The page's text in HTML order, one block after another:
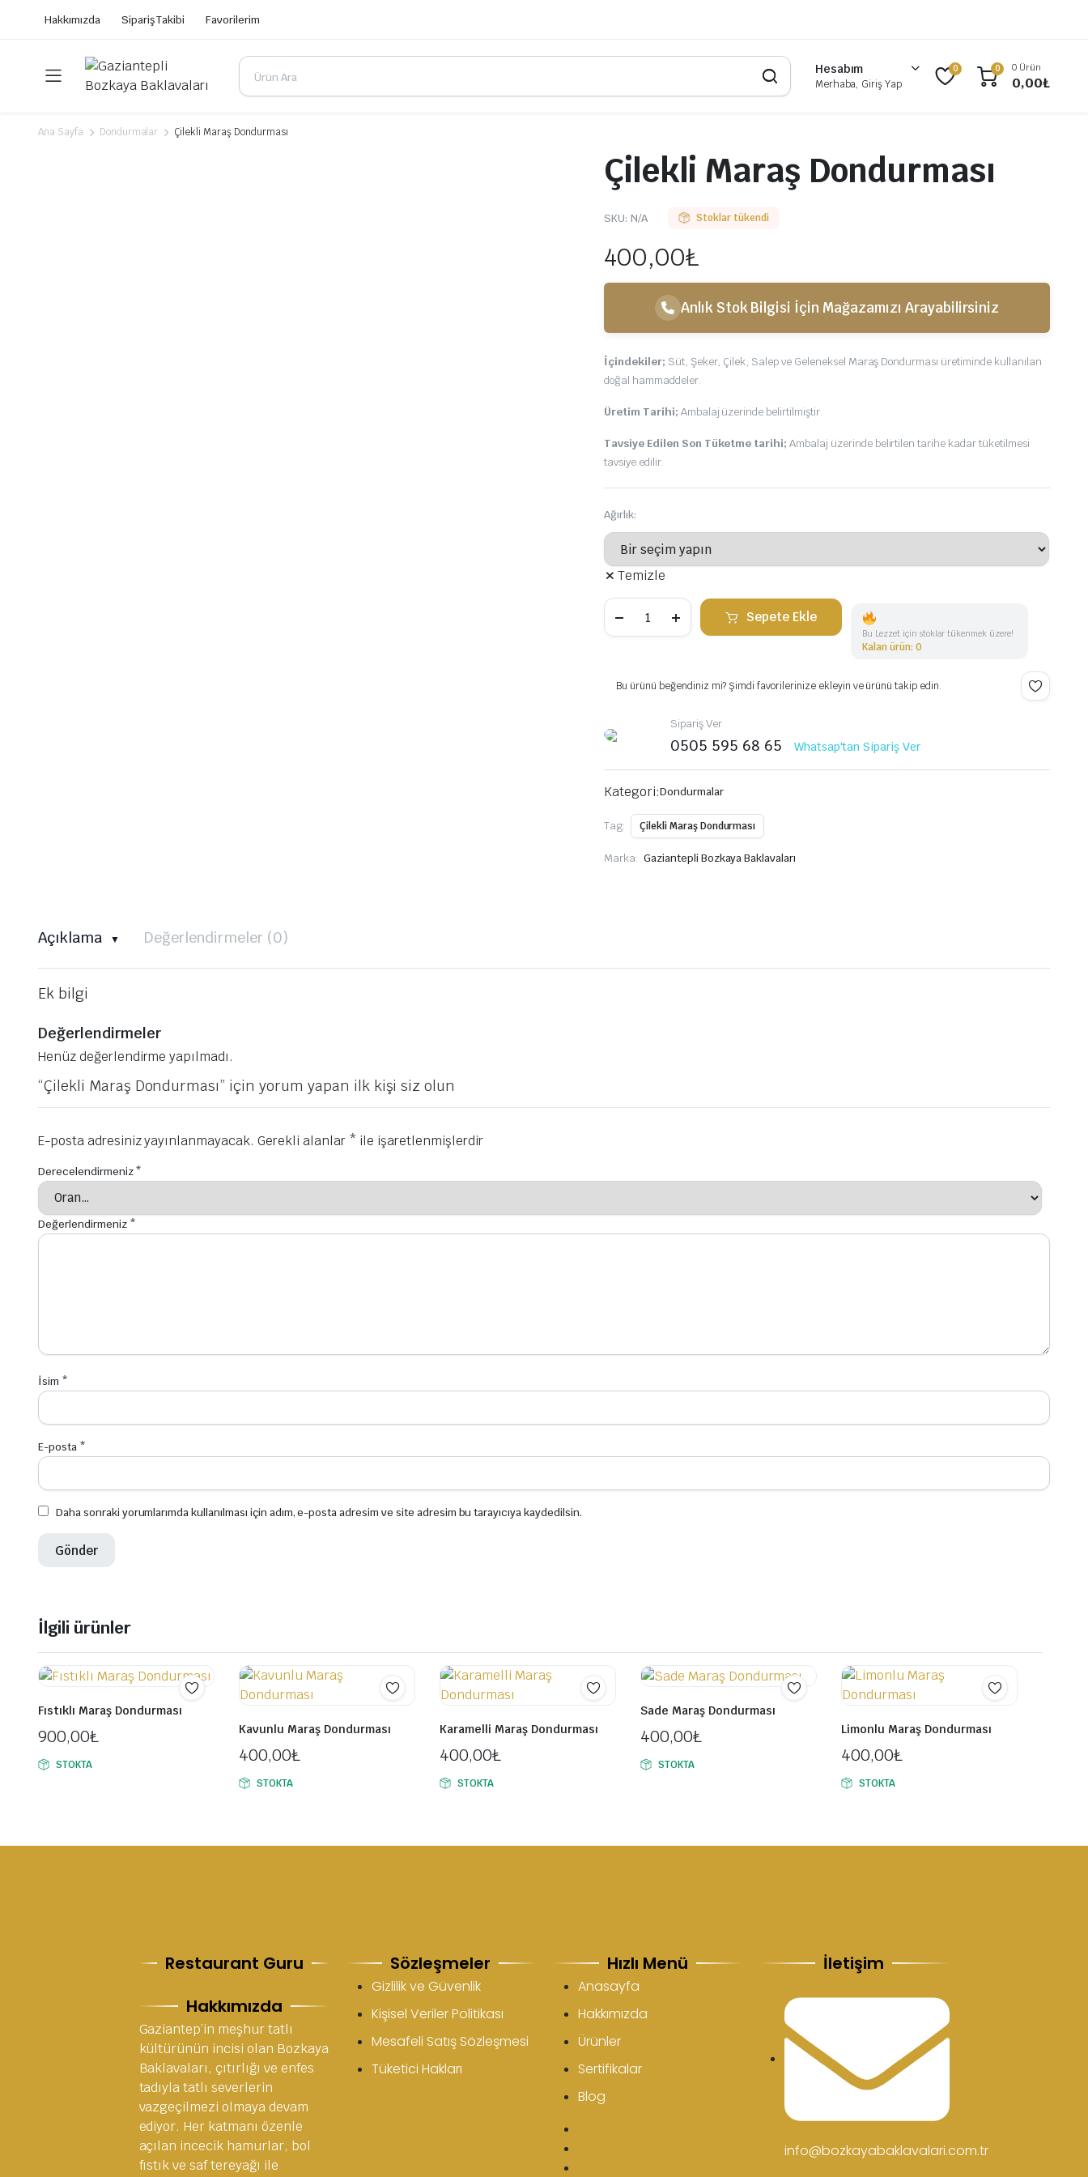
Hakkımızda Sipariş Takibi Favorilerim
Hesabım
Merhaba, Giriş Yap
0 0 0 Ürün
0,00₺
Ana Sayfa Dondurmalar Çilekli Maraş Dondurması
Çilekli Maraş Dondurması
SKU: N/A Stoklar tükendi
400,00₺
Anlık Stok Bilgisi İçin Mağazamızı Arayabilirsiniz
İçindekiler; Süt, Şeker, Çilek, Salep ve Geleneksel Maraş Dondurması üretiminde kullanılan
doğal hammaddeler.
Üretim Tarihi; Ambalaj üzerinde belirtilmiştir.
Tavsiye Edilen Son Tüketme tarihi;Ambalaj üzerinde belirtilen tarihe kadar tüketilmesi
tavsiye edilir.
Ağırlık:
Temizle
Sepete Ekle
Bu Lezzet için stoklar tükenmek üzere!
Kalan ürün: 0
Bu ürünü beğendiniz mi? Şimdi favorilerinize ekleyin ve ürünü takip edin.
Sipariş Ver
0505 595 68 65 Whatsap'tan Sipariş Ver
Kategori:Dondurmalar
Tag: Çilekli Maraş Dondurması
Marka: Gaziantepli Bozkaya Baklavaları
Açıklama Değerlendirmeler (0)
Ek bilgi
Değerlendirmeler
Henüz değerlendirme yapılmadı.
“Çilekli Maraş Dondurması” için yorum yapan ilk kişi siz olun
E-posta adresiniz yayınlanmayacak. Gerekli alanlar * ile işaretlenmişlerdir
Derecelendirmeniz*
Değerlendirmeniz *
İsim *
E-posta *
Daha sonraki yorumlarımda kullanılması için adım, e-posta adresim ve site adresim bu tarayıcıya kaydedilsin.
İlgili ürünler
Fıstıklı Maraş Dondurması
900,00₺
STOKTA
Kavunlu Maraş Dondurması
400,00₺
STOKTA
Karamelli Maraş Dondurması
400,00₺
STOKTA
Sade Maraş Dondurması
400,00₺
STOKTA
Limonlu Maraş Dondurması
400,00₺
STOKTA
Restaurant Guru
Hakkımızda
Gaziantep’in meşhur tatlı
kültürünün incisi olan Bozkaya
Baklavaları, çıtırlığı ve enfes
tadıyla tatlı severlerin
vazgeçilmezi olmaya devam
ediyor. Her katmanı özenle
açılan incecik hamurlar, bol
fıstık ve saf tereyağı ile
Sözleşmeler
Gizlilik ve Güvenlik
Kişisel Veriler Politikası
Mesafeli Satış Sözleşmesi
Tüketici Hakları
Hızlı Menü
Anasayfa
Hakkımızda
Ürünler
Sertifikalar
Blog
İletişim
info@bozkayabaklavalari.com.tr